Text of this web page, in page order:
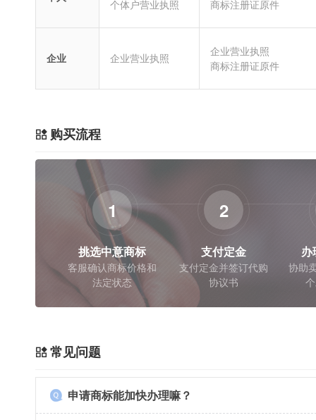
个体户营业执照
商标注册证原件
企业 企业营业执照
企业营业执照
商标注册证原件
购买流程
1
挑选中意商标
客服确认商标价格和
法定状态
2
支付定金
支付定金并签订代购
协议书
办
协助
常见问题
申请商标能加快办理嘛？